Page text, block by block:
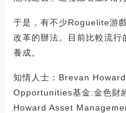
于是，有不少Roguelite游
改革的辦法。目前比較流
養成。
知情人士：Brevan
Opportunities基金:金色財
Howard Asset